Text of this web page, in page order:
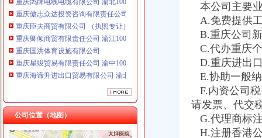
重庆傲志众达投资咨询有限责任公司 渝九1000万 （增资）
重庆臣夫商贸有限公司 （执照专让）
重庆卿倾商贸有限责任公司 渝江100万 （工商注册）
重庆国洪体育设施有限公司
重庆星竣贸易有限责任公司 渝中100万 （进出口权）
重庆海谛升进出口贸易有限公司 渝北100万 （进出口权）
重庆奕欣锦诚商贸有限公司 渝九50万 （工商注册）
重庆信同广告有限公司 渝沙50万 （工商注册）
重庆三虹房地产营销策划有限公司
重庆宝鹰汽车销售有限公司
公司位置（地图）
本公司主要
A.免费提供
B.重庆公司
C.代办重庆
D.重庆进出
E.协助一般
F.内资公司
请发票、代交
G.代理商标
H.注册香港